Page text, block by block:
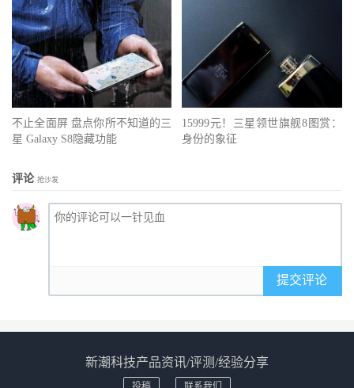
不止全面屏 盘点你所不知道的三
星 Galaxy S8隐藏功能
15999元！三星领世旗舰8图赏：
身份的象征
评论 抢沙发
提交评论
新潮科技产品资讯/评测/经验分享